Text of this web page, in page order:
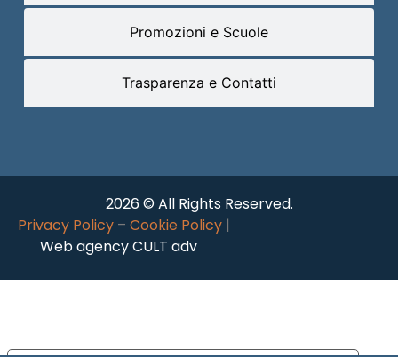
Promozioni e Scuole
Trasparenza e Contatti
2026 © All Rights Reserved.
Privacy Policy – Cookie Policy |
Web agency CULT adv